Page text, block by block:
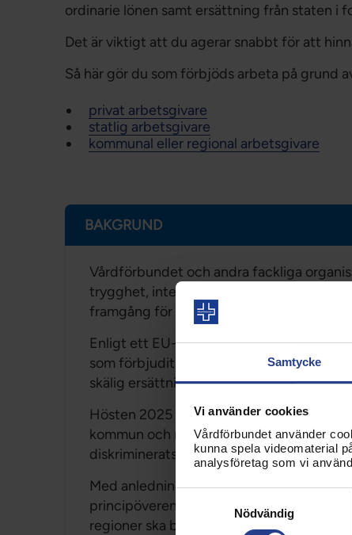
Samtycke
Vi använder cookies
Vårdförbundet använder
kunna spela videomaterial
analysföretag som vi
Nödvändig
ordinarie lönen samt ersättning från staten i
Det är viktigt att du agerar snabbt för att
Så här gör du som förbjöds arbeta på grund
privat arbetsgivare
statlig arbetsgivare
kommunal eller regional arbetsgivare
BAKGRUND
Vårdförbundet och andra fackliga
trygghet, inte minst inkomsttrygghet, för
framgång för ett jämställt och
Enligt ett EU-direktiv om mödraskydd
som förbjudits att arbeta på grund av
skälig ersättning.
Hösten 2025 kom en dom från
kommun och region som förbjudits att
diskriminerats och har rätt till extra
Med anledning av denna dom har de
principöverenskommelse med Sveriges
regioner ska betala ersättning till